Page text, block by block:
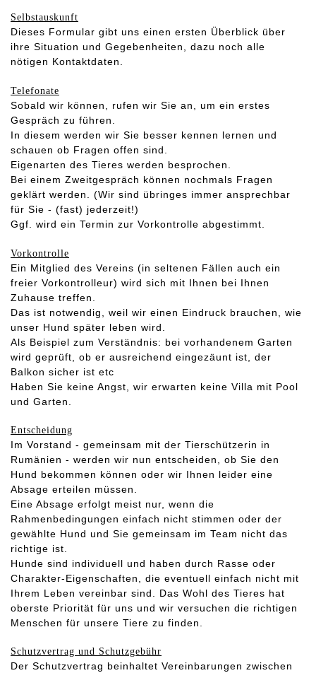
Selbstauskunft
Dieses Formular gibt uns einen ersten Überblick über
ihre Situation und Gegebenheiten, dazu noch alle
nötigen Kontaktdaten.
Telefonate
Sobald wir können, rufen wir Sie an, um ein erstes
Gespräch zu führen.
In diesem werden wir Sie besser kennen lernen und
schauen ob Fragen offen sind.
Eigenarten des Tieres werden besprochen.
Bei einem Zweitgespräch können nochmals Fragen
geklärt werden. (Wir sind übringes immer ansprechbar
für Sie - (fast) jederzeit!)
Ggf. wird ein Termin zur Vorkontrolle abgestimmt.
Vorkontrolle
Ein Mitglied des Vereins (in seltenen Fällen auch ein
freier Vorkontrolleur) wird sich mit Ihnen bei Ihnen
Zuhause treffen.
Das ist notwendig, weil wir einen Eindruck brauchen, wie
unser Hund später leben wird.
Als Beispiel zum Verständnis: bei vorhandenem Garten
wird geprüft, ob er ausreichend eingezäunt ist, der
Balkon sicher ist etc
Haben Sie keine Angst, wir erwarten keine Villa mit Pool
und Garten.
Entscheidung
Im Vorstand - gemeinsam mit der Tierschützerin in
Rumänien - werden wir nun entscheiden, ob Sie den
Hund bekommen können oder wir Ihnen leider eine
Absage erteilen müssen.
Eine Absage erfolgt meist nur, wenn die
Rahmenbedingungen einfach nicht stimmen oder der
gewählte Hund und Sie gemeinsam im Team nicht das
richtige ist.
Hunde sind individuell und haben durch Rasse oder
Charakter-Eigenschaften, die eventuell einfach nicht mit
Ihrem Leben vereinbar sind. Das Wohl des Tieres hat
oberste Priorität für uns und wir versuchen die richtigen
Menschen für unsere Tiere zu finden.
Schutzvertrag und Schutzgebühr
Der Schutzvertrag beinhaltet Vereinbarungen zwischen